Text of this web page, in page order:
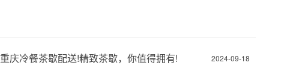
2024-09-18
重庆冷餐茶歇配送!精致茶歇，你值得拥有!